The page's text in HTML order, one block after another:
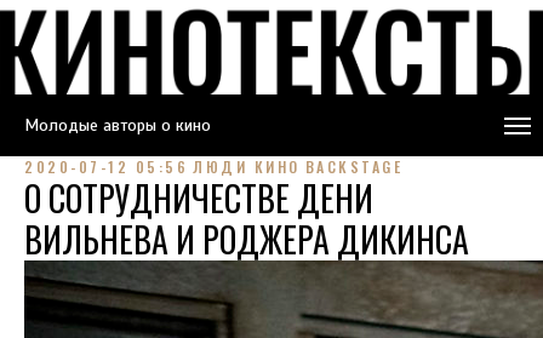
Молодые авторы о кино
2020-07-12 05:56 ЛЮДИ КИНО BACKSTAGE
О СОТРУДНИЧЕСТВЕ ДЕНИ
ВИЛЬНЕВА И РОДЖЕРА ДИКИНСА